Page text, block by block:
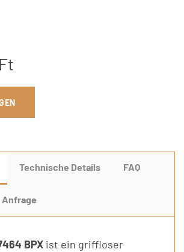
Technische Details FAQ
Anfrage
BPX ist ein griffloser